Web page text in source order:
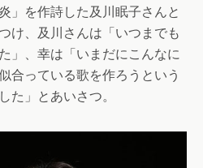
」を作詩した及川眠子さんと
け、及川さんは「いつまでも
」、幸は「いまだにこんなに
合っている歌を作ろうという
た」とあいさつ。